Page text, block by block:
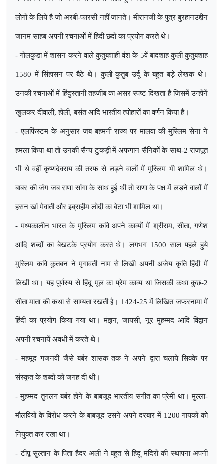
लोगों के लिये है जो अरबी-फारसी नहीं जानते। मीरानजी के पुत्र बुरहानउद्दीन
जानम साहब अपनी रचनाओं में हिंदी छंदों का प्रयोग करते थे।
- गोलकुंडा में शासन करने वाले कुतुबशाही वंश के 5वें बादशाह कुली कुतुबशाह
1580 में सिंहासन पर बैठे थे। कुली कुतुब उर्दू के बहुत बड़े लेखक थे।
उनकी रचनाओं में हिंदुस्तानी तहजीब का असर स्पष्ट दिखता है जिसमें उन्होंनें
खुलकर दीवाली,होली,बसंत आदि भारतीय त्योहारों का वर्णन किया है।
- एलफिंस्टम के अनुसार जब बहमनी राज्य पर मालवा की मुस्लिम सेना ने
हमला किया था तो उनकी सैन्य टुकड़ी में अफगान सैनिकों के साथ-2 राजपूत
भी थे वहीं कृष्णदेवराय की तरफ से लड़ने वालों में मुस्लिम भी शामिल थे।
बाबर की जंग जब राणा सांगा के साथ हुई थी तो राणा के पक्ष में लड़ने वालों में
हसन खां मेवाती और इब्राहीम लोदी का बेटा भी शामिल था।
- मध्यकालीन भारत के मुस्लिम कवि अपने काव्यों में श्रीराम,सीता,गणेश
आदि शब्दों का बेखटके प्रयोग करते थे। लगभग 1500 साल पहले हुये
मुस्लिम कवि कुतबन ने मृगावती नाम से लिखी अपनी अजेय कृति हिंदी में
लिखी था। यह पूर्णरुप से हिंदू मूल का प्रेम काव्य था जिसकी कथा कुछ-2
सीता माता की कथा से साम्यता रखती है। 1424-25 में लिखित जफरनामा में
हिंदी का प्रयोग किया गया था। मंझन,जायसी,नूर मुहम्मद आदि विद्वान
अपनी रचनायें अवधी में करते थे।
- महमूद गजनवी जैसे बर्बर शासक तक ने अपने द्वारा चलाये सिक्के पर
संस्कृत के शब्दों को जगह दी थी।
- मुहम्मद तुगलग बर्बर होने के बाबजूद भारतीय संगीत का प्रेमी था। मुल्ला-
मौलवियों के विरोध करने के बाबजूद उसने अपने दरबार में 1200 गायकों को
नियुक्त कर रखा था।
- टीपू सुल्तान के पिता हैदर अली ने बहुत से हिंदू मंदिरों की स्थापना अपनी